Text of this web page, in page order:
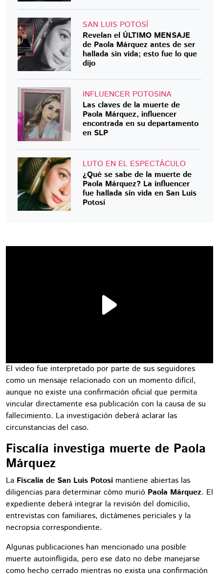
SAN LUIS POTOSÍ
Revelan el ÚLTIMO MENSAJE
de Paola Márquez antes de ser
hallada sin vida; esto fue lo que
dijo
INFLUENCER POTOSINA
Las claves de la muerte de
Paola Márquez, influencer
encontrada en su departamento
en SLP
LUTO EN EL ESPECTÁCULO
¿Qué se sabe de la muerte de
Paola Márquez? La influencer
fue hallada sin vida en San Luis
Potosí
El video fue interpretado por parte de sus seguidores
como un mensaje relacionado con un momento difícil,
aunque no existe una confirmación oficial que permita
vincular directamente esa publicación con la causa de su
fallecimiento. La investigación deberá aclarar las
circunstancias del caso.
Fiscalía investiga muerte de Paola
Márquez
La Fiscalía de San Luis Potosí mantiene abiertas las
diligencias para determinar cómo murió Paola Márquez. El
expediente deberá integrar la revisión del domicilio,
entrevistas con familiares, dictámenes periciales y la
necropsia correspondiente.
Algunas publicaciones han mencionado una posible
muerte autoinfligida, pero ese dato no debe manejarse
como hecho cerrado mientras no exista una confirmación